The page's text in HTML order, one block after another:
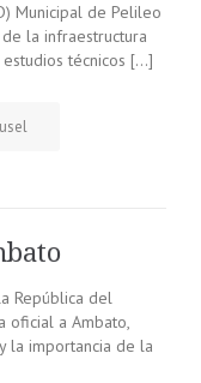
Municipal de Pelileo
la infraestructura
técnicos […]
República del
oficial a Ambato,
la importancia de la